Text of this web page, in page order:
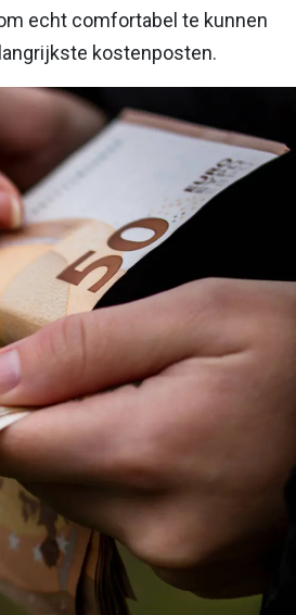
echt comfortabel te kunnen
kostenposten.